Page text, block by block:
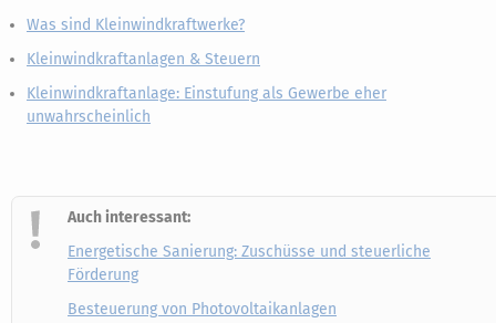
Was sind Kleinwindkraftwerke?
Kleinwindkraftanlagen & Steuern
Kleinwindkraftanlage: Einstufung als Gewerbe eher
unwahrscheinlich
Auch interessant:
Energetische Sanierung: Zuschüsse und steuerliche
Förderung
Besteuerung von Photovoltaikanlagen